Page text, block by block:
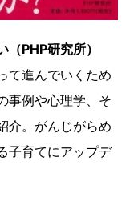
PHP研究所）
て進んでいくため
事例や心理学、そ
介。がんじがらめ
子育てにアップデ